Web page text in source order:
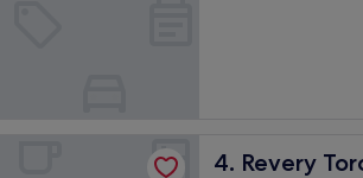
4. Revery
Revery Toronto
Collection by Hilton